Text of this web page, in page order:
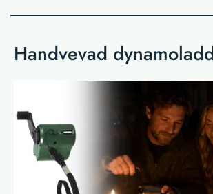
Handvevad